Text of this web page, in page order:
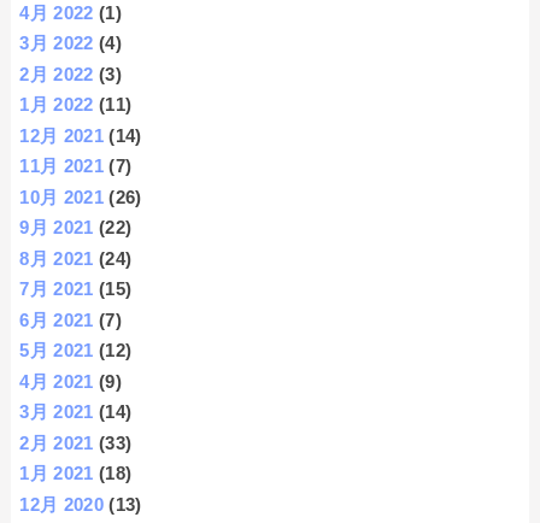
4月 2022 (1)
3月 2022 (4)
2月 2022 (3)
1月 2022 (11)
12月 2021 (14)
11月 2021 (7)
10月 2021 (26)
9月 2021 (22)
8月 2021 (24)
7月 2021 (15)
6月 2021 (7)
5月 2021 (12)
4月 2021 (9)
3月 2021 (14)
2月 2021 (33)
1月 2021 (18)
12月 2020 (13)